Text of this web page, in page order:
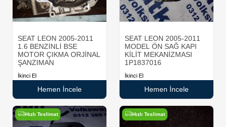
SEAT LEON 2005-2011
1.6 BENZİNLİ BSE
MOTOR ÇIKMA ORJİNAL
ŞANZIMAN
İkinci El
Hemen İncele
SEAT LEON 2005-2011
MODEL ÖN SAĞ KAPI
KİLİT MEKANİZMASI
1P1837016
İkinci El
Hemen İncele
Hızlı Teslimat Hızlı Teslimat